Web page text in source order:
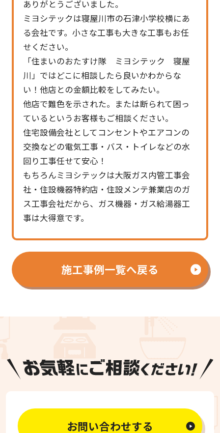
ありがとうございました。
ミヨシテックは寝屋川市の石津小学校横にあ
る会社です。小さな工事も大きな工事もお任
せください。
「住まいのおたすけ隊 ミヨシテック 寝屋
川」ではどこに相談したら良いかわからな
い！他店との金額比較をしてみたい。
他店で難色を示された。または断られて困っ
ているというお客様もご相談ください。
住宅設備会社としてコンセントやエアコンの
交換などの電気工事・バス・トイレなどの水
回り工事任せて安心！
もちろんミヨシテックは大阪ガス内管工事会
社・住設機器特約店・住設メンテ兼業店のガ
ス工事会社だから、ガス機器・ガス給湯器工
事は大得意です。
施工事例一覧へ戻る
お問い合わせする